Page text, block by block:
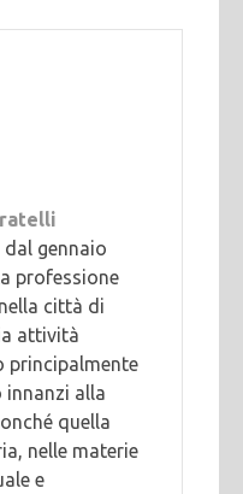
gennaio
professione
città di
attività
principalmente
innanzi alla
quella
nelle materie
e